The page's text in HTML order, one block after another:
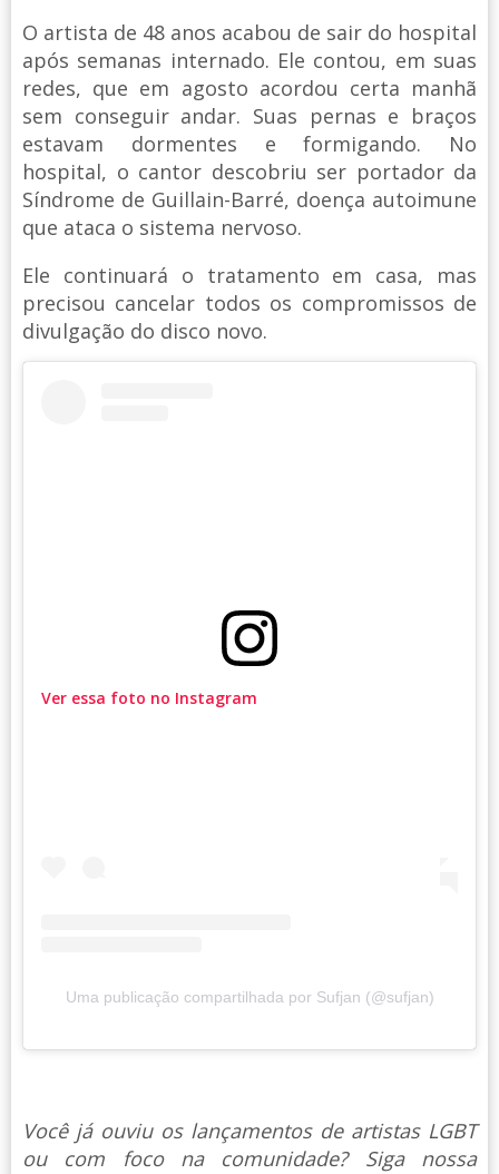
O artista de 48 anos acabou de sair do hospital
após semanas internado. Ele contou, em suas
redes, que em agosto acordou certa manhã
sem conseguir andar. Suas pernas e braços
estavam dormentes e formigando. No
hospital, o cantor descobriu ser portador da
Síndrome de Guillain-Barré, doença autoimune
que ataca o sistema nervoso.
Ele continuará o tratamento em casa, mas
precisou cancelar todos os compromissos de
divulgação do disco novo.
Ver essa foto no Instagram
Uma publicação compartilhada por Sufjan (@sufjan)
Você já ouviu os lançamentos de artistas LGBT
ou com foco na comunidade? Siga nossa